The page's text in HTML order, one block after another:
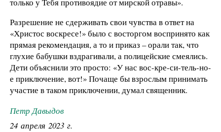
Разрешение не сдерживать свои чувства в ответ на
«Христос воскресе!» было с восторгом воспринято как
прямая рекомендация, а то и приказ – орали так, что
глухие бабушки вздрагивали, а полицейские смеялись.
Дети объяснили это просто: «У нас вос-кре-си-тель-но-
е приключение, вот!» Почаще бы взрослым принимать
участие в таком приключении, думал священник.
Петр Давыдов
24 апреля 2023 г.